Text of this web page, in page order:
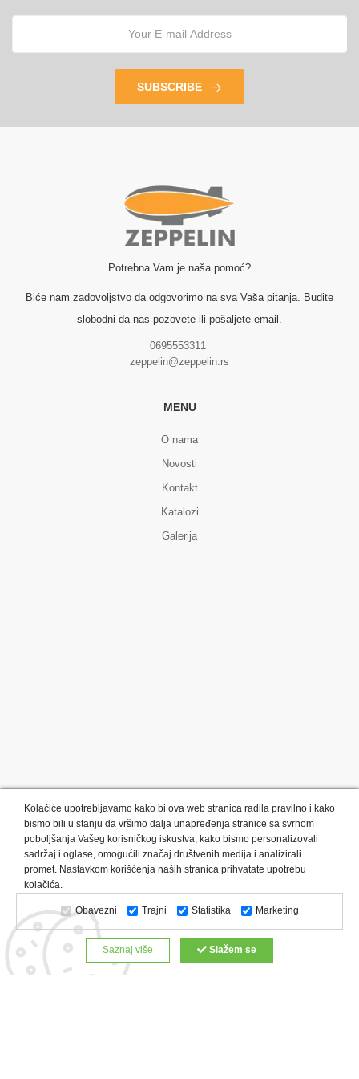
SUBSCRIBE
Potrebna Vam je naša pomoć?
Biće nam zadovoljstvo da odgovorimo na sva Vaša pitanja. Budite
slobodni da nas pozovete ili pošaljete email.
0695553311
zeppelin@zeppelin.rs
MENU
O nama
Novosti
Kontakt
Katalozi
Galerija
Kategorije proizvoda: Olovke i markeri
Privesci i trakice
Upaljači
USB Tehnologija Tekstil
Kačketi i kape
Notesi i rokovnici
Kancelarija Satovi
Kišobrani
Torbe i putovanja
Kuhinjski setovi
Alati i oprema
Relaksacija, lepota i zdravlje
Kalendari
Custom proizvodi
Digitalna štampa
Kolačiće upotrebljavamo kako bi ova web stranica radila pravilno i kako
bismo bili u stanju da vršimo dalja unapređenja stranice sa svrhom
poboljšanja Vašeg korisničkog iskustva, kako bismo personalizovali
sadržaj i oglase, omogućili značaj društvenih medija i analizirali
promet. Nastavkom korišćenja naših stranica prihvatate upotrebu
kolačića.
Obavezni Trajni Statistika Marketing
Saznaj više Slažem se